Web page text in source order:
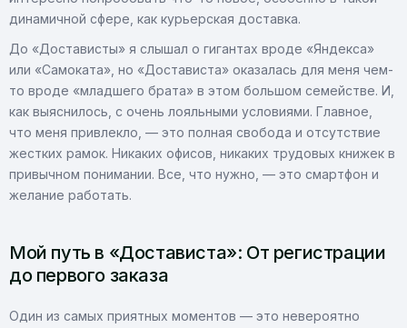
динамичной сфере, как курьерская доставка.
До «Достависты» я слышал о гигантах вроде «Яндекса»
или «Самоката», но «Достависта» оказалась для меня чем-
то вроде «младшего брата» в этом большом семействе. И,
как выяснилось, с очень лояльными условиями. Главное,
что меня привлекло, — это полная свобода и отсутствие
жестких рамок. Никаких офисов, никаких трудовых книжек в
привычном понимании. Все, что нужно, — это смартфон и
желание работать.
Мой путь в «Достависта»: От регистрации
до первого заказа
Один из самых приятных моментов — это невероятно